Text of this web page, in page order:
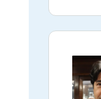
O